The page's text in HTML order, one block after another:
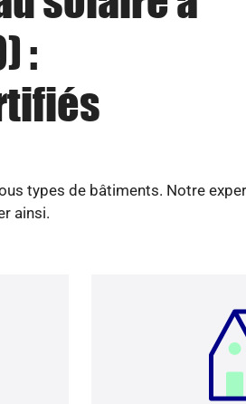
:
types de bâtiments. Notre
ainsi.